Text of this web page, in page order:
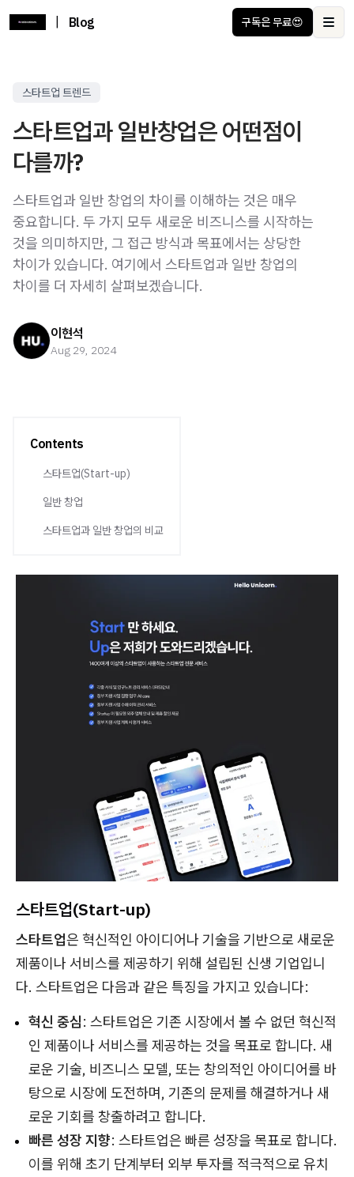
Blog 구독은 무료😍
스타트업 트렌드
스타트업과 일반창업은 어떤점이
다를까?
스타트업과 일반 창업의 차이를 이해하는 것은 매우
중요합니다. 두 가지 모두 새로운 비즈니스를 시작하는
것을 의미하지만, 그 접근 방식과 목표에서는 상당한
차이가 있습니다. 여기에서 스타트업과 일반 창업의
차이를 더 자세히 살펴보겠습니다.
이현석
Aug 29, 2024
Contents
스타트업(Start-up)
일반 창업
스타트업과 일반 창업의 비교
스타트업(Start-up)
스타트업은 혁신적인 아이디어나 기술을 기반으로 새로운
제품이나 서비스를 제공하기 위해 설립된 신생 기업입니
다. 스타트업은 다음과 같은 특징을 가지고 있습니다:
혁신 중심: 스타트업은 기존 시장에서 볼 수 없던 혁신적
인 제품이나 서비스를 제공하는 것을 목표로 합니다. 새
로운 기술, 비즈니스 모델, 또는 창의적인 아이디어를 바
탕으로 시장에 도전하며, 기존의 문제를 해결하거나 새
로운 기회를 창출하려고 합니다.
빠른 성장 지향: 스타트업은 빠른 성장을 목표로 합니다.
이를 위해 초기 단계부터 외부 투자를 적극적으로 유치